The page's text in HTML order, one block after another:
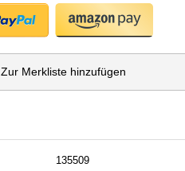
Zur Merkliste hinzufügen
135509